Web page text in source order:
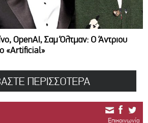
OpenAI, Σαμ Όλτμαν: Ο Άντριου
«Artificial»
ΠΕΡΙΣΣΟΤΕΡΑ
Επικοινωνία